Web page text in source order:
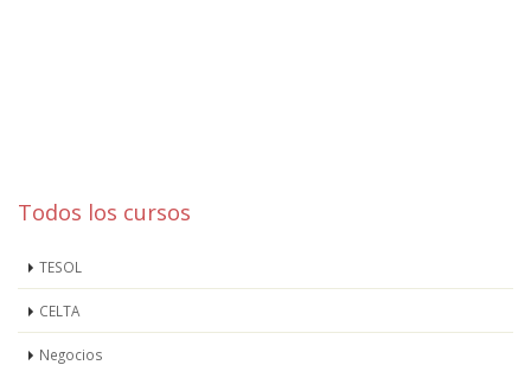
Todos los cursos
TESOL
CELTA
Negocios